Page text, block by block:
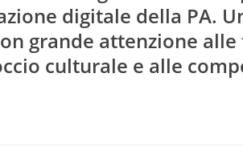
digitale della PA.
grande attenzione
culturale e alle